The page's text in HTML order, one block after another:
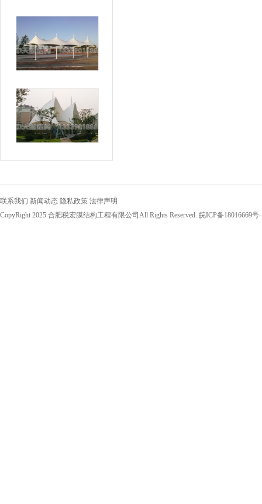
联系我们 新闻动态 隐私政策 法律声明
CopyRight 2025 合肥税宏膜结构工程有限公司All Rights Reserved. 皖ICP备18016669号